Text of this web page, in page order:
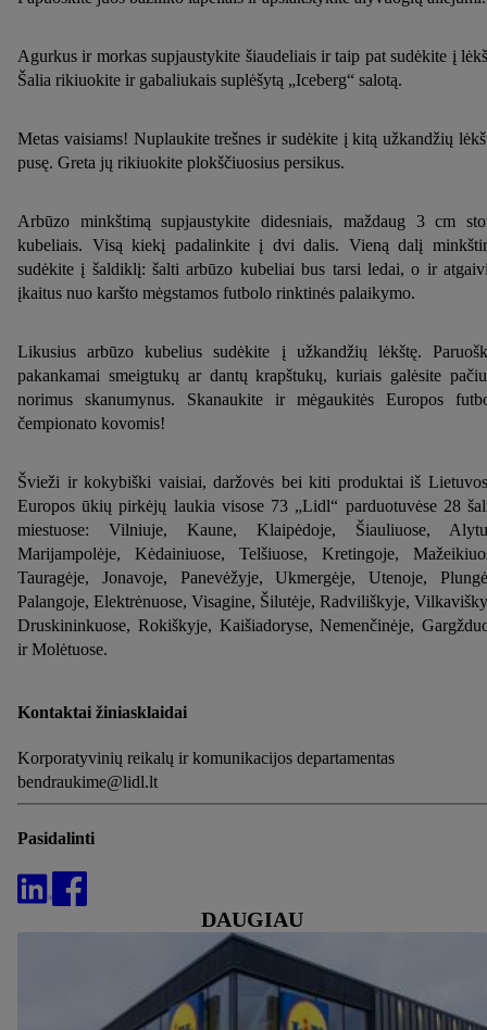
Agurkus ir morkas supjaustykite šiaudeliais ir taip pat sudėkite į
Šalia rikiuokite ir gabaliukais suplėšytą „Iceberg“ salotą.
Metas vaisiams! Nuplaukite trešnes ir sudėkite į kitą užkandžių
pusę. Greta jų rikiuokite plokščiuosius persikus.
Arbūzo minkštimą supjaustykite didesniais, maždaug 3 cm
kubeliais. Visą kiekį padalinkite į dvi dalis. Vieną dalį
sudėkite į šaldiklį: šalti arbūzo kubeliai bus tarsi ledai, o ir
įkaitus nuo karšto mėgstamos futbolo rinktinės palaikymo.
Likusius arbūzo kubelius sudėkite į užkandžių lėkštę.
pakankamai smeigtukų ar dantų krapštukų, kuriais galėsite
norimus skanumynus. Skanaukite ir mėgaukitės Europos
čempionato kovomis!
Švieži ir kokybiški vaisiai, daržovės bei kiti produktai iš
Europos ūkių pirkėjų laukia visose 73 „Lidl“ parduotuvėse 28
miestuose: Vilniuje, Kaune, Klaipėdoje, Šiauliuose,
Marijampolėje, Kėdainiuose, Telšiuose, Kretingoje,
Tauragėje, Jonavoje, Panevėžyje, Ukmergėje, Utenoje,
Palangoje, Elektrėnuose, Visagine, Šilutėje, Radviliškyje,
Druskininkuose, Rokiškyje, Kaišiadoryse, Nemenčinėje,
ir Molėtuose.
Kontaktai žiniasklaidai
Korporatyvinių reikalų ir komunikacijos departamentas
bendraukime@lidl.lt
Pasidalinti
DAUGIAU